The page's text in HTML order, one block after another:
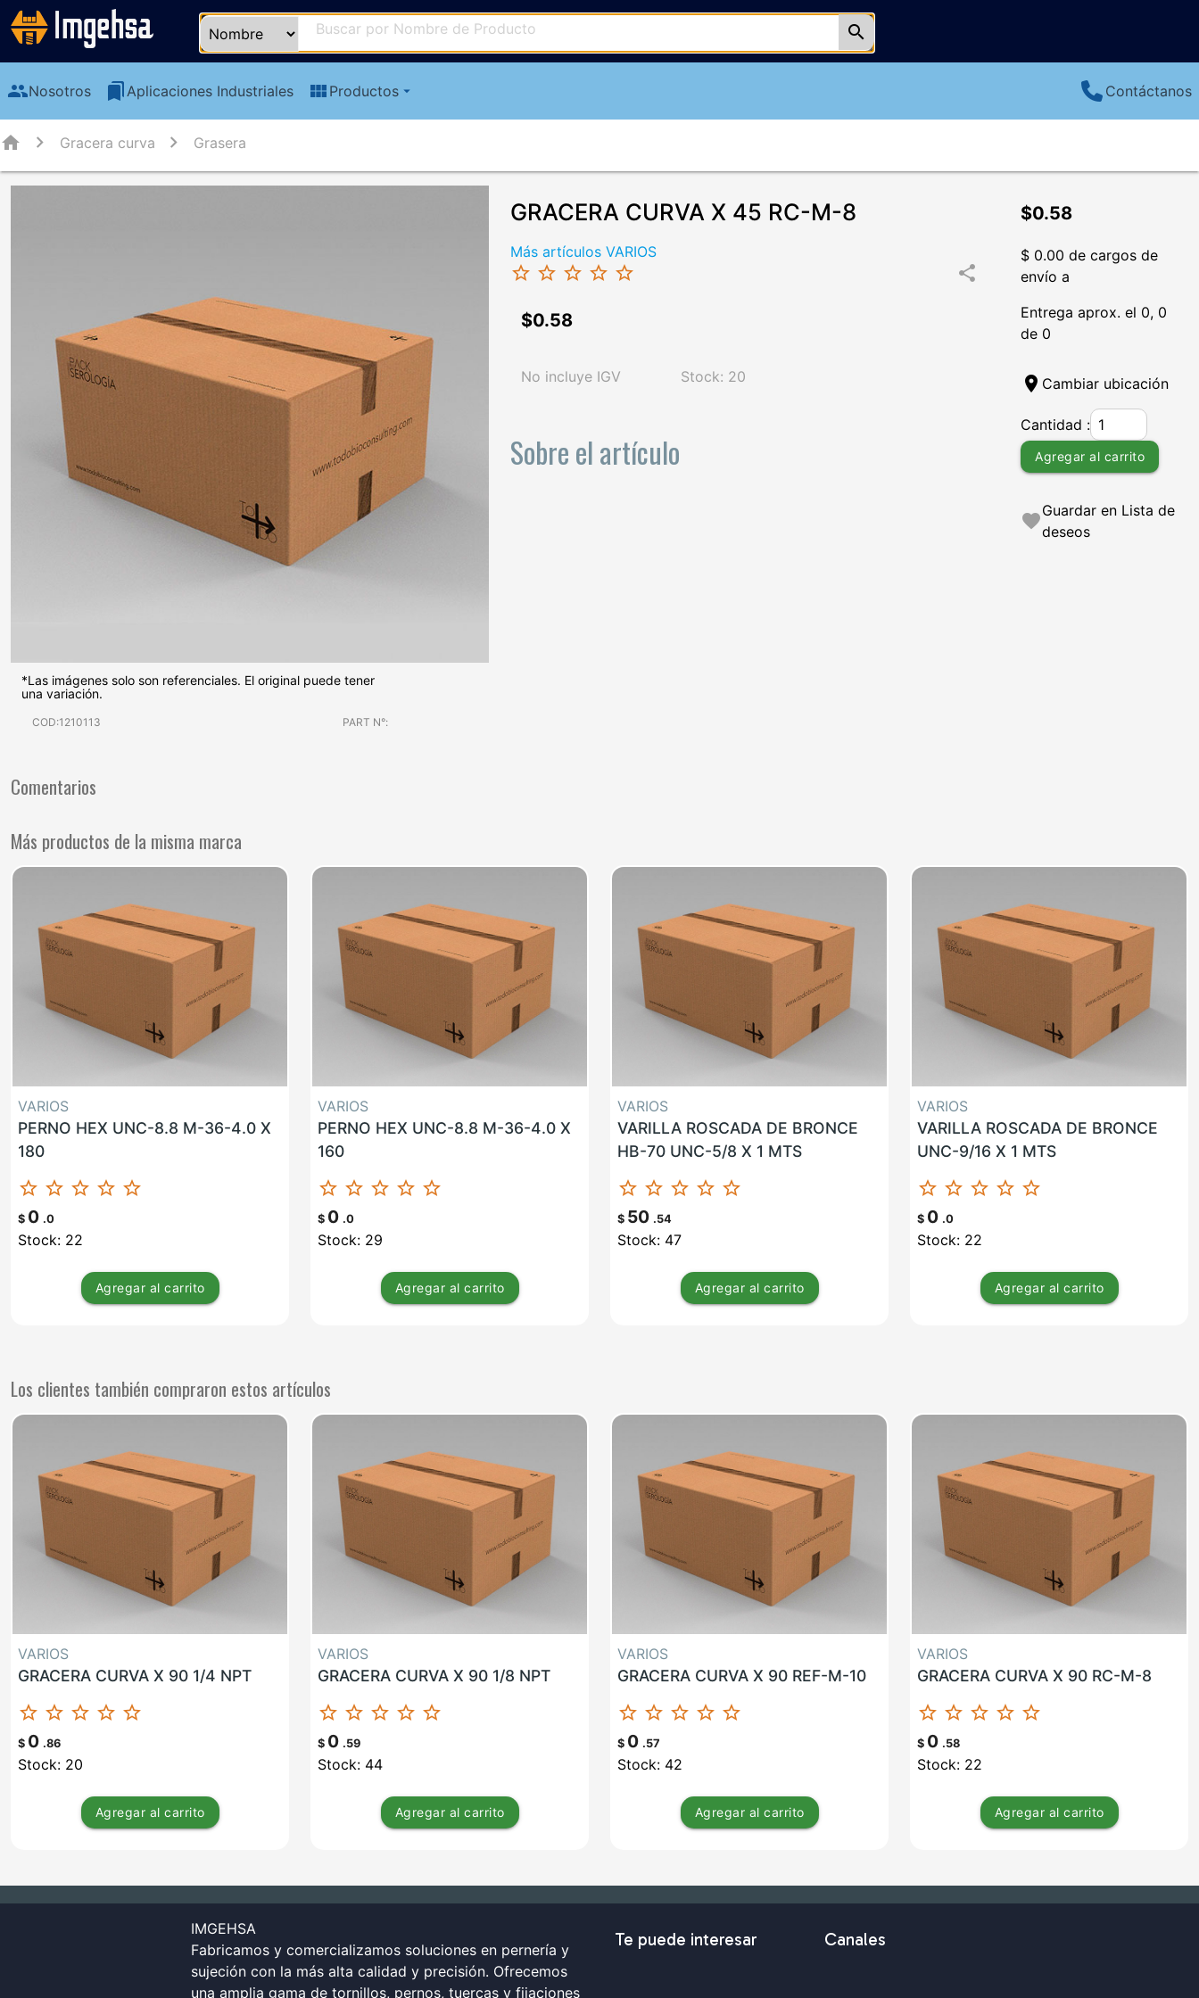
search
groupNosotros bookmarksAplicaciones Industriales view_module Productos arrow_drop_down Contáctanos
home Gracera curva Grasera
*Las imágenes solo son referenciales. El original puede tener
una variación.
COD:1210113 PART N°:
GRACERA CURVA X 45 RC-M-8
Más artículos VARIOS
star_border star_border star_border star_border star_border share
$0.58
No incluye IGV Stock: 20
Sobre el artículo
$0.58
$ 0.00 de cargos de
envío a
Entrega aprox. el 0, 0
de 0
location_on Cambiar ubicación
Cantidad :
Agregar al carrito
favoriteGuardar en Lista de
deseos
Comentarios
Más productos de la misma marca
VARIOS
PERNO HEX UNC-8.8 M-36-4.0 X
180
star_border star_border star_border star_border star_border
$ 0 .0
Stock: 22
Agregar al carrito
VARIOS
PERNO HEX UNC-8.8 M-36-4.0 X
160
star_border star_border star_border star_border star_border
$ 0 .0
Stock: 29
Agregar al carrito
VARIOS
VARILLA ROSCADA DE BRONCE
HB-70 UNC-5/8 X 1 MTS
star_border star_border star_border star_border star_border
$ 50 .54
Stock: 47
Agregar al carrito
VARIOS
VARILLA ROSCADA DE BRONCE
UNC-9/16 X 1 MTS
star_border star_border star_border star_border star_border
$ 0 .0
Stock: 22
Agregar al carrito
Los clientes también compraron estos artículos
VARIOS
GRACERA CURVA X 90 1/4 NPT
star_border star_border star_border star_border star_border
$ 0 .86
Stock: 20
Agregar al carrito
VARIOS
GRACERA CURVA X 90 1/8 NPT
star_border star_border star_border star_border star_border
$ 0 .59
Stock: 44
Agregar al carrito
VARIOS
GRACERA CURVA X 90 REF-M-10
star_border star_border star_border star_border star_border
$ 0 .57
Stock: 42
Agregar al carrito
VARIOS
GRACERA CURVA X 90 RC-M-8
star_border star_border star_border star_border star_border
$ 0 .58
Stock: 22
Agregar al carrito
IMGEHSA
Fabricamos y comercializamos soluciones en pernería y
sujeción con la más alta calidad y precisión. Ofrecemos
una amplia gama de tornillos, pernos, tuercas y fijaciones
Te puede interesar Canales